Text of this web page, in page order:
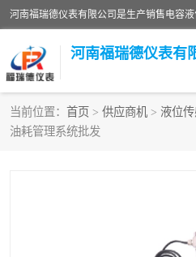
河南福瑞德仪表有
当前位置： 首页 > 供应商机 > 液位
油耗管理系统批发
液位计